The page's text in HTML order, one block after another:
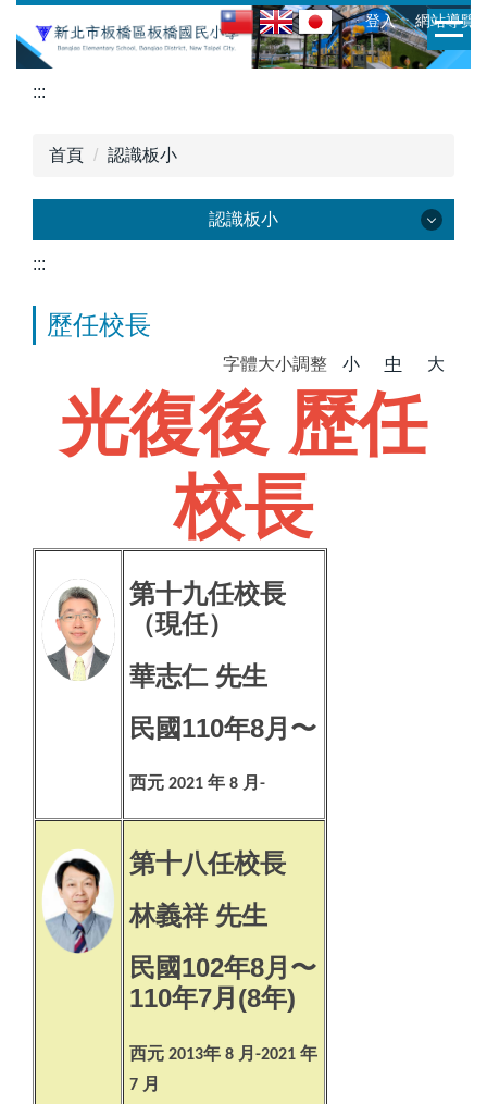
到
主
ㆍ登入 ㆍ網站導覽
:::
首頁 認識板小
認識板小
歷史沿革
歷任校長
校徽校歌
校舍配置
交通位置
規定辦法
:::
歷任校長
字體大小調整 小 中 大
光復後 歷任
校長
第十九任校長
（現任）
華志仁 先生
民國110年8月〜
西元 2021 年 8 月 -
第十八任校長
林義祥 先生
民國102年8月〜
110年7月(8年)
西元 2013年 8 月 -2021 年
7 月